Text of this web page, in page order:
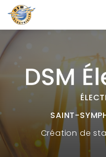
Aller
au
contenu
principal
SAINT-
Créationde